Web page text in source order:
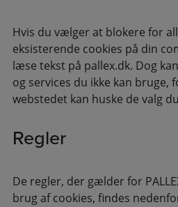
Hvis du vælger at blokere for
eksisterende cookies på din
læse tekst på pallex.dk. Dog
og services du ikke kan
webstedet kan huske de valg
Regler
De regler, der gælder for
brug af cookies, findes